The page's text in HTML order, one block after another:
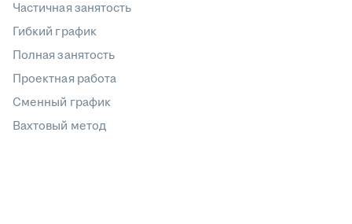
Частичная занятость
Гибкий график
Полная занятость
Проектная работа
Сменный график
Вахтовый метод